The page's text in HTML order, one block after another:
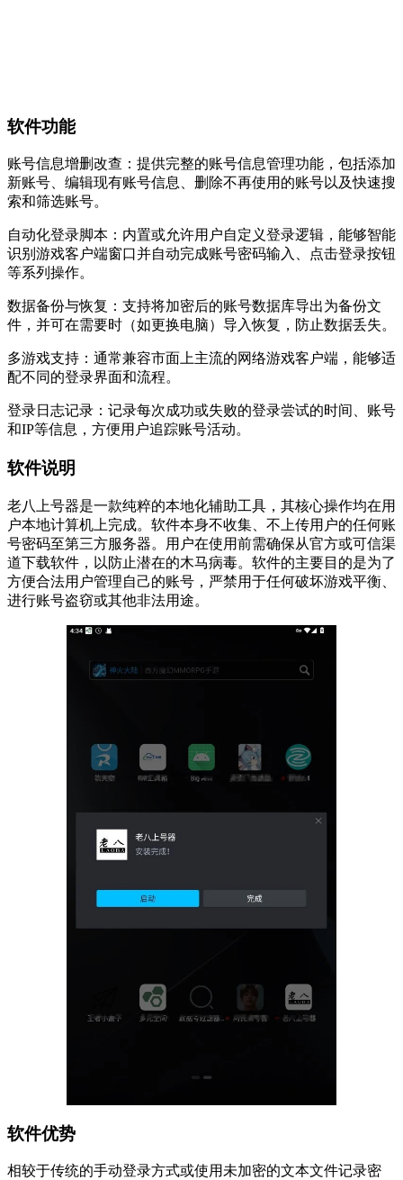
软件功能
账号信息增删改查：提供完整的账号信息管理功能，包括添加
新账号、编辑现有账号信息、删除不再使用的账号以及快速搜
索和筛选账号。
自动化登录脚本：内置或允许用户自定义登录逻辑，能够智能
识别游戏客户端窗口并自动完成账号密码输入、点击登录按钮
等系列操作。
数据备份与恢复：支持将加密后的账号数据库导出为备份文
件，并可在需要时（如更换电脑）导入恢复，防止数据丢失。
多游戏支持：通常兼容市面上主流的网络游戏客户端，能够适
配不同的登录界面和流程。
登录日志记录：记录每次成功或失败的登录尝试的时间、账号
和IP等信息，方便用户追踪账号活动。
软件说明
老八上号器是一款纯粹的本地化辅助工具，其核心操作均在用
户本地计算机上完成。软件本身不收集、不上传用户的任何账
号密码至第三方服务器。用户在使用前需确保从官方或可信渠
道下载软件，以防止潜在的木马病毒。软件的主要目的是为了
方便合法用户管理自己的账号，严禁用于任何破坏游戏平衡、
进行账号盗窃或其他非法用途。
软件优势
相较于传统的手动登录方式或使用未加密的文本文件记录密